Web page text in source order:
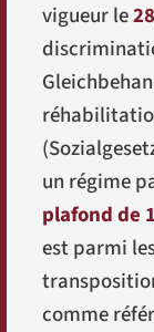
vigueur le
(
un régime
plafond de
est parmi
comme